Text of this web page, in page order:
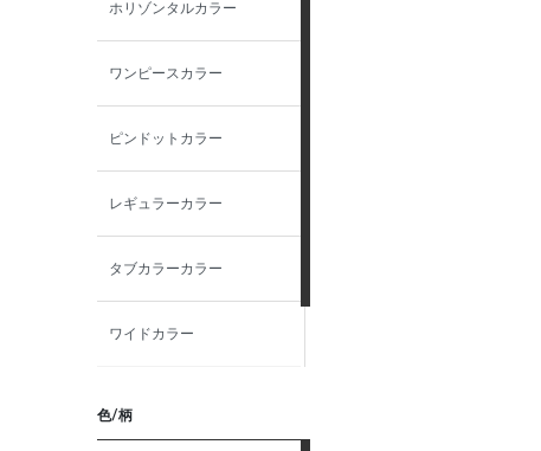
LL（43）-82
LL（43）-84
LL（43）-86
44-82
44-84
3L（45）-82
ホリゾンタルカラー
ワンピースカラー
ピンドットカラー
レギュラーカラー
タブカラーカラー
ワイドカラー
色/柄